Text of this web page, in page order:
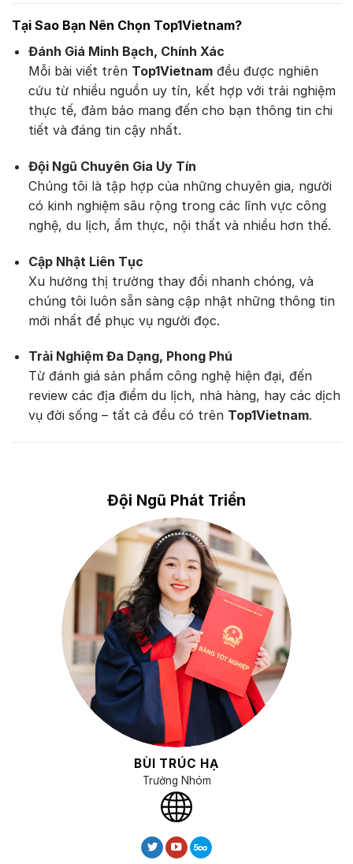
Tại Sao Bạn Nên Chọn Top1Vietnam?
Đánh Giá Minh Bạch, Chính Xác
Mỗi bài viết trên Top1Vietnamđều được nghiên
cứu từ nhiều nguồn uy tín, kết hợp với trải nghiệm
thực tế, đảm bảo mang đến cho bạn thông tin chi
tiết và đáng tin cậy nhất.
Đội Ngũ Chuyên Gia Uy Tín
Chúng tôi là tập hợp của những chuyên gia, người
có kinh nghiệm sâu rộng trong các lĩnh vực công
nghệ, du lịch, ẩm thực, nội thất và nhiều hơn thế.
Cập Nhật Liên Tục
Xu hướng thị trường thay đổi nhanh chóng, và
chúng tôi luôn sẵn sàng cập nhật những thông tin
mới nhất để phục vụ người đọc.
Trải Nghiệm Đa Dạng, Phong Phú
Từ đánh giá sản phẩm công nghệ hiện đại, đến
review các địa điểm du lịch, nhà hàng, hay các dịch
vụ đời sống – tất cả đều có trên Top1Vietnam.
Đội Ngũ Phát Triển
BÙI TRÚC HẠ
Trưởng Nhóm